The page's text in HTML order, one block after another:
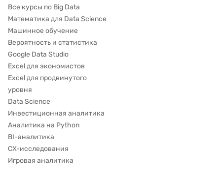
Все курсы по Big Data
Математика для Data Science
Машинное обучение
Вероятность и статистика
Google Data Studio
Excel для экономистов
Excel для продвинутого
уровня
Data Science
Инвестиционная аналитика
Аналитика на Python
BI-аналитика
CX-исследования
Игровая аналитика